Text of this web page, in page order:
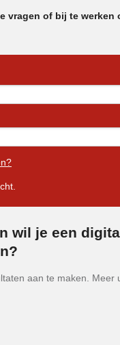
vragen of bij te werken
wil je een
aan te maken. Meer